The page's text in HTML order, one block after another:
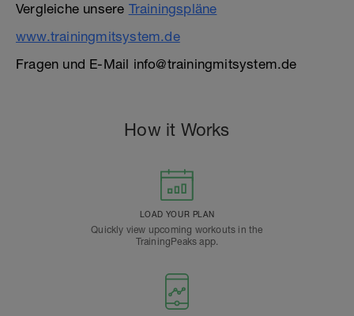
Vergleiche unsere Trainingspläne
www.trainingmitsystem.de
Fragen und E-Mail info@trainingmitsystem.de
How it Works
LOAD YOUR PLAN
Quickly view upcoming workouts in the
TrainingPeaks app.